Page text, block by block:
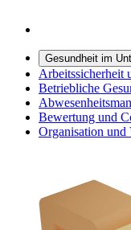
Gesundheit im
Arbeitssicherheit
Betriebliche
Bewertung und
Organisation und